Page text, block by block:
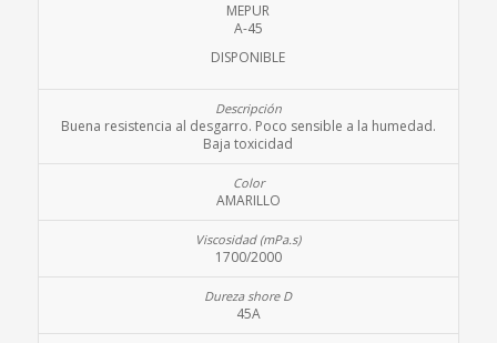
MEPUR
A-45
DISPONIBLE
Buena resistencia al desgarro. Poco sensible a la humedad.
Baja toxicidad
AMARILLO
1700/2000
45A